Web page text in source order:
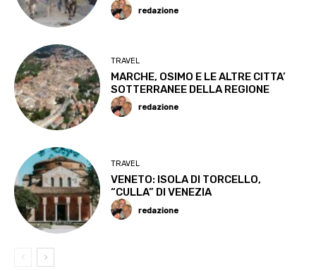
redazione
TRAVEL
MARCHE, OSIMO E LE ALTRE CITTA’
SOTTERRANEE DELLA REGIONE
redazione
TRAVEL
VENETO: ISOLA DI TORCELLO,
“CULLA” DI VENEZIA
redazione